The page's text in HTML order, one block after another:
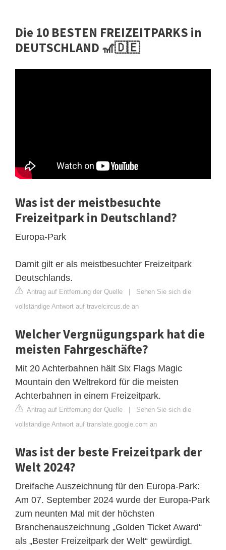
Die 10 BESTEN FREIZEITPARKS in
DEUTSCHLAND 🎢🇩🇪
Was ist der meistbesuchte
Freizeitpark in Deutschland?
Europa-Park
Damit gilt er als meistbesuchter Freizeitpark
Deutschlands.
Antrag auf Entfernung der Quelle | Sehen Sie sich die
vollständige Antwort auf travelcircus.de an
Welcher Vergnügungspark hat die
meisten Fahrgeschäfte?
Mit 20 Achterbahnen hält Six Flags Magic
Mountain den Weltrekord für die meisten
Achterbahnen in einem Freizeitpark.
Antrag auf Entfernung der Quelle | Sehen Sie sich die
vollständige Antwort auf translate.google.com an
Was ist der beste Freizeitpark der
Welt 2024?
Dreifache Auszeichnung für den Europa-Park:
Am 07. September 2024 wurde der Europa-Park
zum neunten Mal mit der höchsten
Branchenauszeichnung „Golden Ticket Award“
als „Bester Freizeitpark der Welt“ gewürdigt.